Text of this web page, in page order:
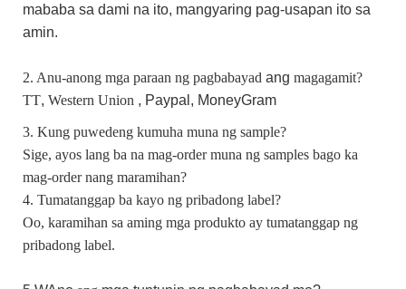
mababa sa dami na ito, mangyaring pag-usapan ito sa
amin.
2. Anu-anong mga paraan ng pagbabayad ang magagamit?
TT, Western Union , Paypal, MoneyGram
3. Kung puwedeng kumuha muna ng sample?
Sige, ayos lang ba na mag-order muna ng samples bago ka
mag-order nang maramihan?
4. Tumatanggap ba kayo ng pribadong label?
Oo, karamihan sa aming mga produkto ay tumatanggap ng
pribadong label.